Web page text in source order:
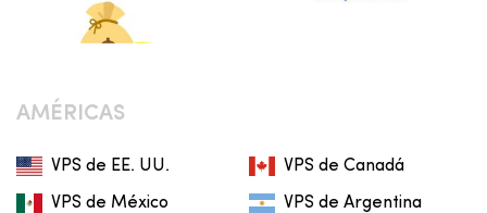
AMÉRICAS
VPS de EE. UU. VPS de Canadá
VPS de México VPS de Argentina